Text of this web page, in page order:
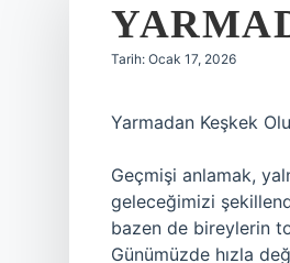
Tarih: Ocak 17, 2026
Yarmadan Keşkek
Geçmişi anlamak,
geleceğimizi
bazen de bireylerin
Günümüzde hızla